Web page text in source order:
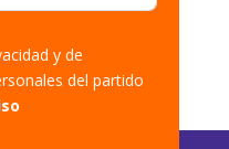
y de
del partido